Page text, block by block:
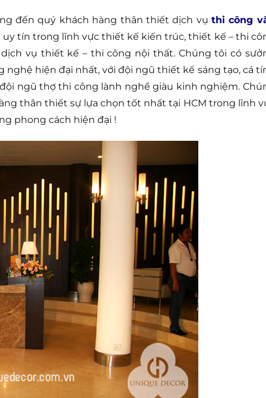
đến quý khách hàng thân thiết dịch vụ thi công
tín trong lĩnh vực thiết kế kiến trúc, thiết kế – thi
vụ thiết kế – thi công nội thất. Chúng tôi có
nghệ hiện đại nhất, với đội ngũ thiết kế sáng tạo, cá
ngũ thợ thi công lành nghề giàu kinh nghiệm.
thân thiết sự lựa chọn tốt nhất tại HCM trong lĩnh
phong cách hiện đại !